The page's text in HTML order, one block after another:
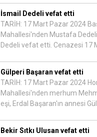
İsmail Dedeli vefat etti
TARİH: 17 Mart Pazar 2024
Mahallesi'nden Mustafa
Dedeli vefat etti. Cenazesi 17
Gülperi Başaran vefat etti
TARİH: 17 Mart Pazar 2024
Mahallesi'nden merhum
eşi, Erdal Başaran'ın annesi
Bekir Sıtkı Ulusan vefat etti